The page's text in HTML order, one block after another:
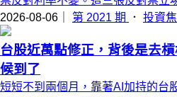
2026-08-06｜ 第 2021 期 ． 投資
台股近萬點修正，背後是去
候到了
短短不到兩個月，靠著AI加持的台